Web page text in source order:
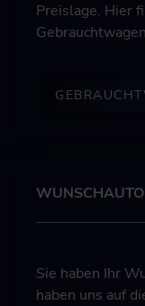
Preislage. Hier
Sie haben Ihr
haben uns auf